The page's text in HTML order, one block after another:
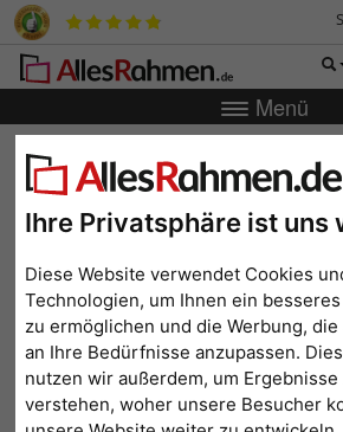
Ihre Privatsphäre ist uns
Diese Website verwendet Cookies
Technologien, um Ihnen ein
zu ermöglichen und die Werbung,
an Ihre Bedürfnisse anzupassen.
nutzen wir außerdem, um
verstehen, woher unsere Besucher
Menü
Zurück
Rahmen mit praktischem Lineal für die
Bilderwand, 10
praktischem
Montage